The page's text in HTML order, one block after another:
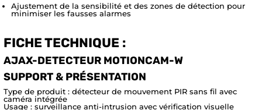
Ajustement de la sensibilité et des zones de détection pour
minimiser les fausses alarmes
FICHE TECHNIQUE :
AJAX-DETECTEUR MOTIONCAM-W
SUPPORT & PRÉSENTATION
Type de produit : détecteur de mouvement PIR sans fil avec
caméra intégrée
Usage : surveillance anti-intrusion avec vérification visuelle